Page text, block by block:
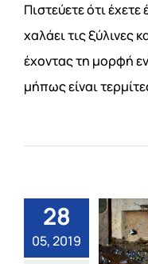
Πιστεύετε ότι
χαλάει τις ξύλινες
έχοντας τη μορφή
μήπως είναι
28
05, 2019